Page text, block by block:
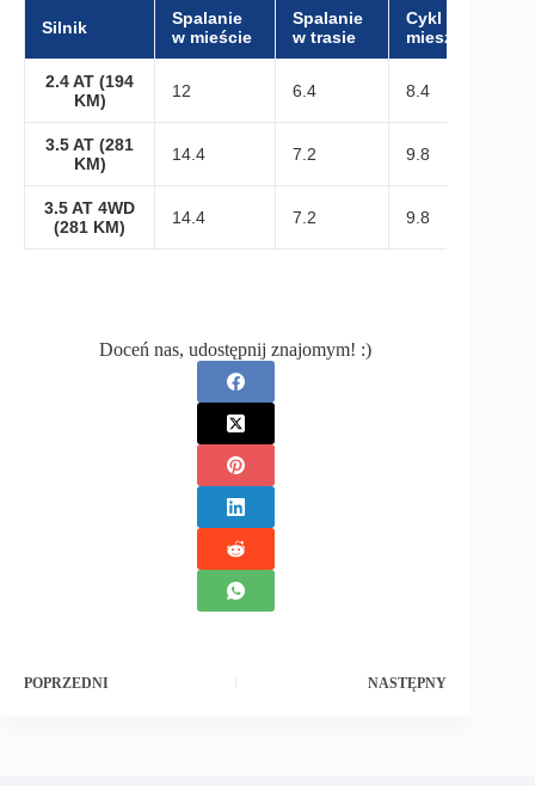
Silnik
Spalanie
w mieście
Spalanie
w trasie
Cykl
mieszany
2.4 AT (194
KM)
12 6.4 8.4
3.5 AT (281
KM)
14.4 7.2 9.8
3.5 AT 4WD
(281 KM)
14.4 7.2 9.8
Doceń nas, udostępnij znajomym! :)
POPRZEDNI NASTĘPNY